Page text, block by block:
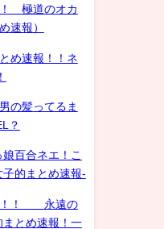
！ 極道のオカ
速報）
め速報！！ネ
の髪ってるま
？
百合ネエ！こ
子的まとめ速報-
！！ 永遠の
とめ速報！一